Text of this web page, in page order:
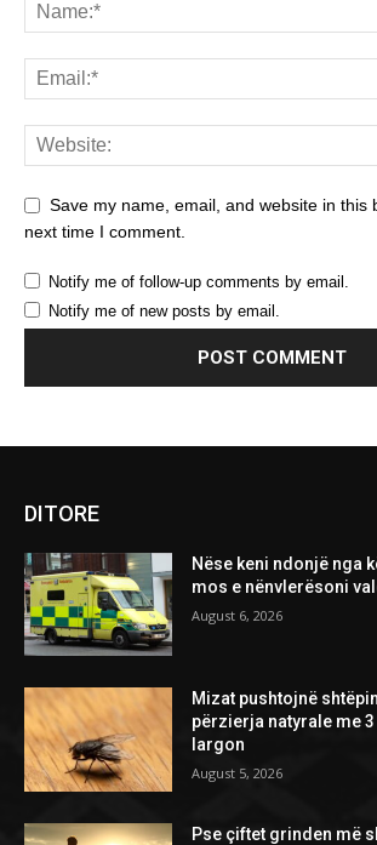
Save my name, email, and website in this
next time I comment.
Notify me of follow-up comments by email.
Notify me of new posts by email.
DITORE
Nëse keni ndonjë nga
mos e nënvlerësoni
August 6, 2026
Mizat pushtojnë
përzierja natyrale me
largon
August 5, 2026
Pse çiftet grinden më